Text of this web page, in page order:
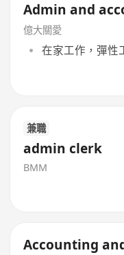
Admin and
億大關愛
在家工作，彈性
兼職
admin clerk
BMM
Accounting